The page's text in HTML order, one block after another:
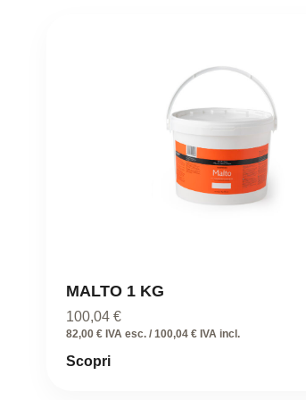
MALTO 1 KG
100,04 €
82,00 € IVA esc. / 100,04 € IVA incl.
Scopri